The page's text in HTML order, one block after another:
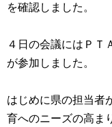
を確認しました。
４日の会議にはＰＴ
が参加しました。
はじめに県の担当者
育へのニーズの高ま